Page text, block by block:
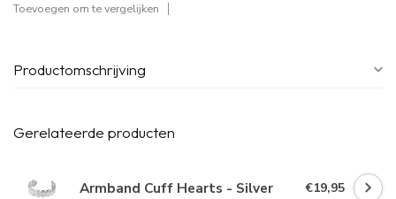
Toevoegen om te vergelijken
Productomschrijving
Gerelateerde producten
Armband Cuff Hearts - Silver €19,95